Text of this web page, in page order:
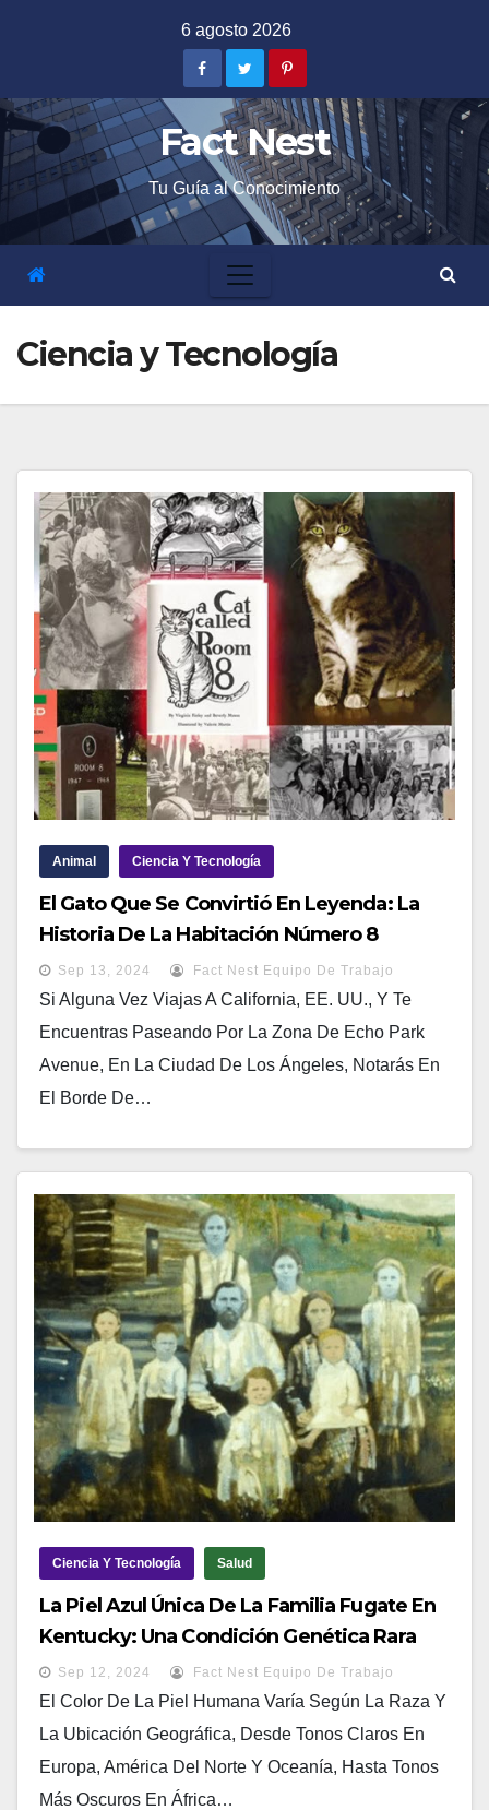
6 agosto 2026
Fact Nest
Tu Guía al Conocimiento
Ciencia y Tecnología
Animal Ciencia Y Tecnología
El Gato Que Se Convirtió En Leyenda: La
Historia De La Habitación Número 8
Sep 13, 2024 Fact Nest Equipo De Trabajo
Si Alguna Vez Viajas A California, EE. UU., Y Te
Encuentras Paseando Por La Zona De Echo Park
Avenue, En La Ciudad De Los Ángeles, Notarás En
El Borde De…
Ciencia Y Tecnología Salud
La Piel Azul Única De La Familia Fugate En
Kentucky: Una Condición Genética Rara
Sep 12, 2024 Fact Nest Equipo De Trabajo
El Color De La Piel Humana Varía Según La Raza Y
La Ubicación Geográfica, Desde Tonos Claros En
Europa, América Del Norte Y Oceanía, Hasta Tonos
Más Oscuros En África…